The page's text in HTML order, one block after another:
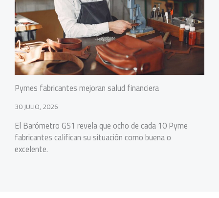
Pymes fabricantes mejoran salud financiera
30 JULIO, 2026
El Barómetro GS1 revela que ocho de cada 10 Pyme
fabricantes califican su situación como buena o
excelente.